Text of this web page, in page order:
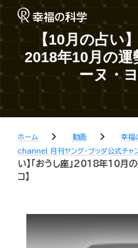
【10月の占い
2018年10月の運
ーヌ・
ホーム chevron_right 動画 chevron_right 幸福
channel 月刊ヤング・ブッダ公式チャ
い】「おうし座」2018年10月の
コ】